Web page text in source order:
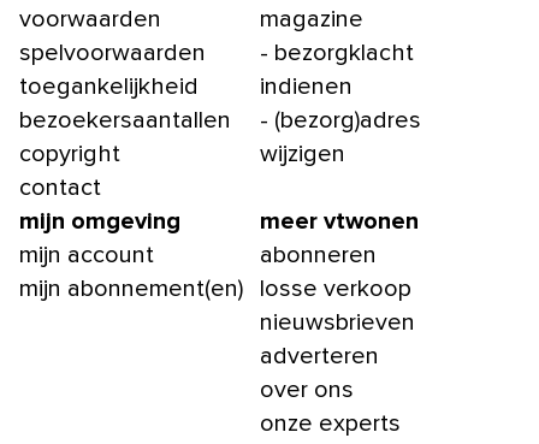
voorwaarden
spelvoorwaarden
toegankelijkheid
bezoekersaantallen
copyright
contact
magazine
- bezorgklacht
indienen
- (bezorg)adres
wijzigen
mijn omgeving
mijn account
mijn abonnement(en)
meer vtwonen
abonneren
losse verkoop
nieuwsbrieven
adverteren
over ons
onze experts